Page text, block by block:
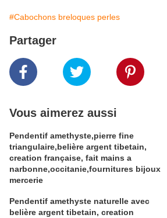
#Cabochons breloques perles
Partager
Vous aimerez aussi
Pendentif amethyste,pierre fine
triangulaire,belière argent tibetain,
creation française, fait mains a
narbonne,occitanie,fournitures bijoux
mercerie
Pendentif amethyste naturelle avec
belière argent tibetain, creation